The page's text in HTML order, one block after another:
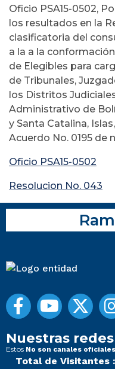
Oficio PSA15-0502,
los resultados en la
clasificatoria del
a la a la
de Elegibles para
de Tribunales,
los Distritos
Administrativo de
y Santa Catalina,
Acuerdo No. 0195 de
Oficio PSA15-0502
Resolucion No. 043
Nuestras
Estos No son canales oficiales
Total de Visitantes :